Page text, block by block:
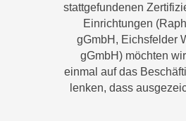
stattgefundenen
Einrichtungen
gGmbH, Eichsfelder
gGmbH) möchten
einmal auf das
lenken, dass